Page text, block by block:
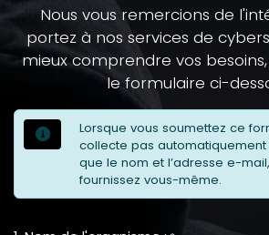
Nous vous remercions de
portez à nos services de
mieux comprendre vos
le formulaire ci-
Lorsque vous soumettez ce
collecte pas automatiquement
que le nom et l’adresse e-
fournissez vous-même.